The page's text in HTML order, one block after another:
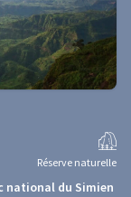
Réserve naturelle
national du Simien